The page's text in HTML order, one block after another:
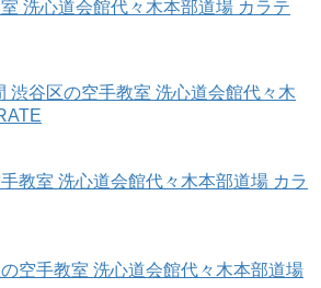
洗心道会館代々木本部道場 カラテ
渋谷区の空手教室 洗心道会館代々木
教室 洗心道会館代々木本部道場 カラ
空手教室 洗心道会館代々木本部道場